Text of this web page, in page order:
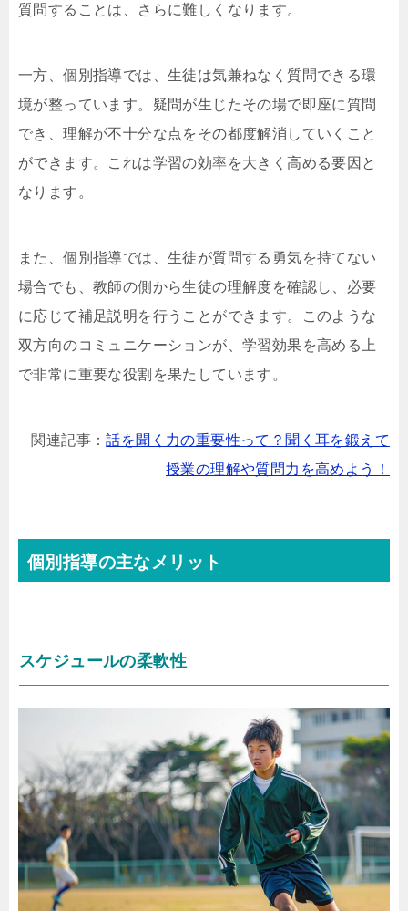
質問することは、さらに難しくなります。
一方、個別指導では、生徒は気兼ねなく質問できる環
境が整っています。疑問が生じたその場で即座に質問
でき、理解が不十分な点をその都度解消していくこと
ができます。これは学習の効率を大きく高める要因と
なります。
また、個別指導では、生徒が質問する勇気を持てない
場合でも、教師の側から生徒の理解度を確認し、必要
に応じて補足説明を行うことができます。このような
双方向のコミュニケーションが、学習効果を高める上
で非常に重要な役割を果たしています。
関連記事：話を聞く力の重要性って？聞く耳を鍛えて
授業の理解や質問力を高めよう！
個別指導の主なメリット
スケジュールの柔軟性